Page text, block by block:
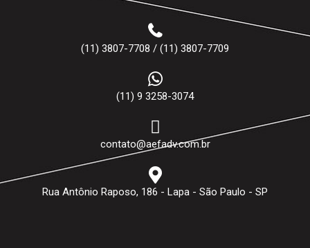
(11) 3807-7708 / (11) 3807-7709
(11) 9 3258-3074
contato@aefadv.com.br
Rua Antônio Raposo, 186 - Lapa - São Paulo - SP